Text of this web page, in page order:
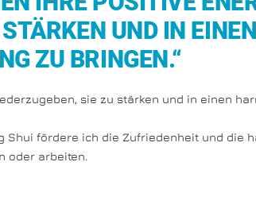
UND IN EINEN
ZU BRINGEN.“
sie zu stärken und in einen
Shui fördere ich die Zufriedenheit und die
oder arbeiten.